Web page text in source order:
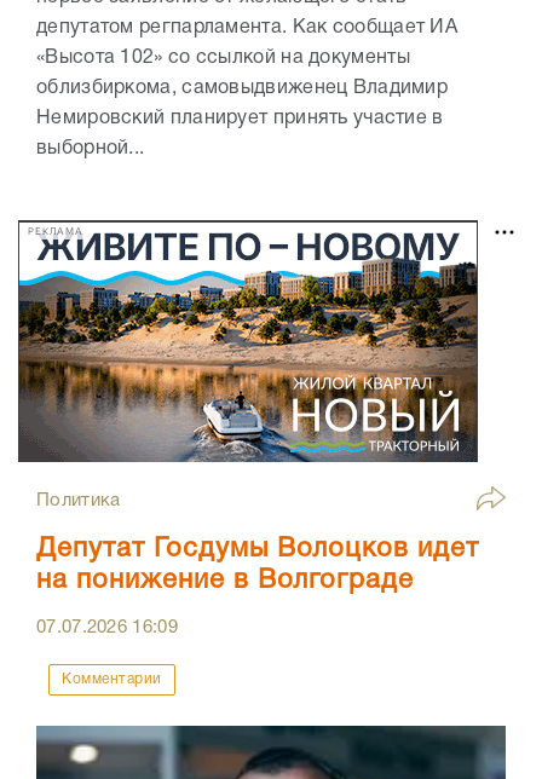
депутатом регпарламента. Как сообщает ИА
«Высота 102» со ссылкой на документы
облизбиркома, самовыдвиженец Владимир
Немировский планирует принять участие в
выборной...
РЕКЛАМА
Политика
Депутат Госдумы Волоцков идет
на понижение в Волгограде
07.07.2026 16:09
Комментарии